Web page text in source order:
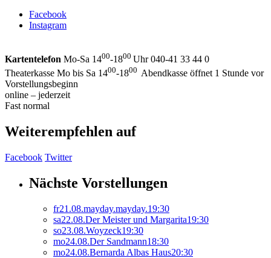
Facebook
Instagram
Kartentelefon Mo-Sa 1400-1800 Uhr 040-41 33 44 0
Theaterkasse Mo bis Sa 1400-1800 Abendkasse öffnet 1 Stunde vor
Vorstellungsbeginn
online – jederzeit
Fast normal
Weiterempfehlen auf
Facebook Twitter
Nächste Vorstellungen
fr21.08.mayday.mayday.19:30
sa22.08.Der Meister und Margarita19:30
so23.08.Woyzeck19:30
mo24.08.Der Sandmann18:30
mo24.08.Bernarda Albas Haus20:30